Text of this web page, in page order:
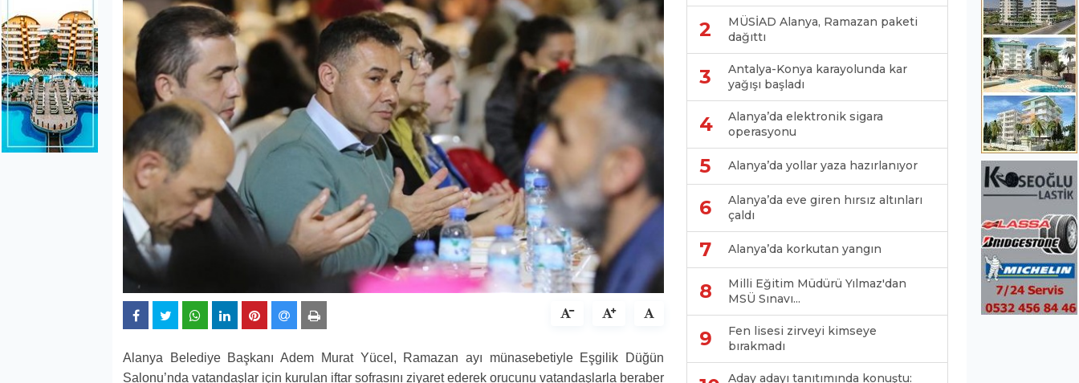
Alanya Belediye Başkanı Adem Murat Yücel, Ramazan ayı münasebetiyle Eşgilik Düğün
Salonu’nda vatandaşlar için kurulan iftar sofrasını ziyaret ederek orucunu vatandaşlarla beraber
2
MÜSİAD Alanya, Ramazan paketi
dağıttı
3
Antalya-Konya karayolunda kar
yağışı başladı
4
Alanya’da elektronik sigara
operasyonu
5 Alanya’da yollar yaza hazırlanıyor
6
Alanya’da eve giren hırsız altınları
çaldı
7 Alanya’da korkutan yangın
8
Milli Eğitim Müdürü Yılmaz'dan
MSÜ Sınavı...
9
Fen lisesi zirveyi kimseye
bırakmadı
Aday adayı tanıtımında konuştu: